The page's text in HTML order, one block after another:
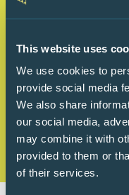
This website uses
We use cookies to
provide social media
We also share
our social media,
may combine it with
provided to them or
of their services.
Rekisteröidy: Olen
Kirjaudu sisään: